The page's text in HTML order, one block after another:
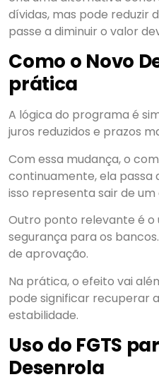
dívidas, mas pode reduzir
passe a diminuir o valor
Como o Novo
prática
A lógica do programa é
juros reduzidos e prazos
Com essa mudança, o
continuamente, ela passa
isso representa sair de
Outro ponto relevante é o
segurança para os
de aprovação.
Na prática, o efeito vai
pode significar recuperar
estabilidade.
Uso do FGTS
Desenrola